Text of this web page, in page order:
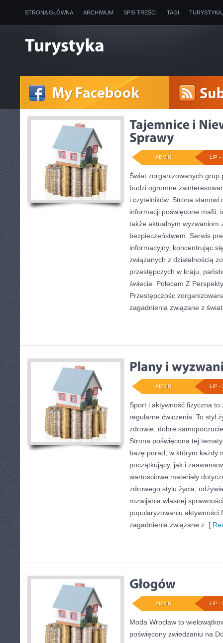
STRONA GŁÓWNA ARCHIWUM SPIS TREŚCI TAGI
LIP -
ADMIN
Świat zorganizowanych grup
budzi ogromne
i czytelników. Strona stanowi
informacji poświęcone mafii,
także aktualnym wyzwaniom
bezpieczeństwem. Serwis
informacyjny, koncentrując
związanych z działalnością
przestępczych w kraju,
świecie. Polecam Z
Przestępczośc
zagadnienia związane z
LIP -
ADMIN
Sport i aktywność fizyczna
regularne ćwiczenia. To styl
zdrowie, dobre
Strona poświęcona tej
bazę porad, w którym każdy
początkujący, jak i
wartościowe materiały
zdrowego stylu życia,
rozwijania własnej
popularyzowaniu aktywności
zagadnienia związane z [
LIP -
ADMIN
Moda Wrocław to
poświęcony zwiedzaniu na